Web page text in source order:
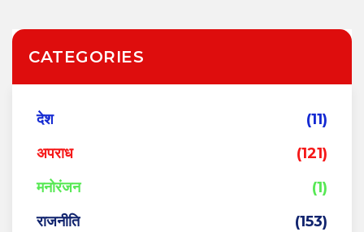
CATEGORIES
देश
(11)
अपराध
(121)
मनोरंजन
(1)
राजनीति
(153)